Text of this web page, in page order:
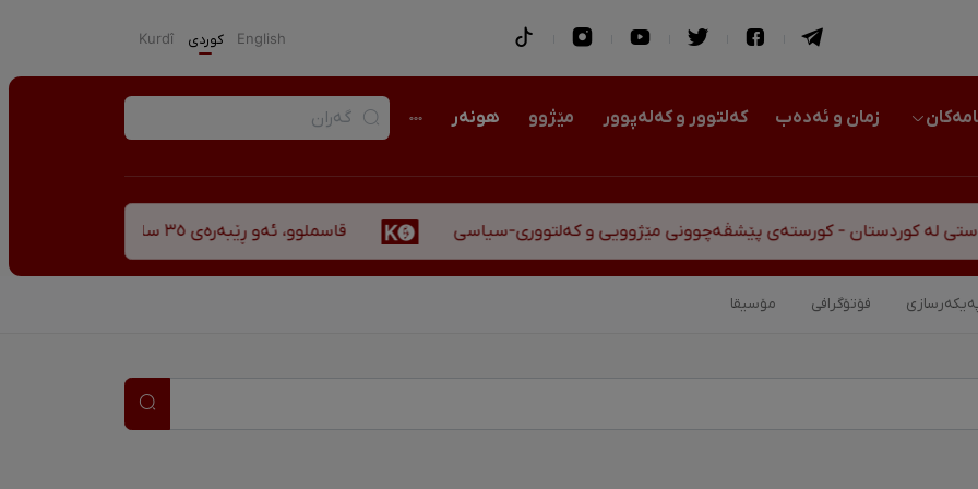
English كوردی Kurdî
زمان و ئەدەب کەلتوور و کەلەپوور مێژوو هونەر
- کورستەی پێشڤەچوونی مێژوویی و کەلتووری-سیاسی قاسملوو، ئەو ڕێبەرەی ٣٥ ساڵ پاش شەهید بوونیشی ڕێبازەکەی هەر زیندووە
فۆتۆگرافی مۆسیقا